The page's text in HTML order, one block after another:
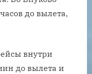
до вылета,
внутри
до вылета и